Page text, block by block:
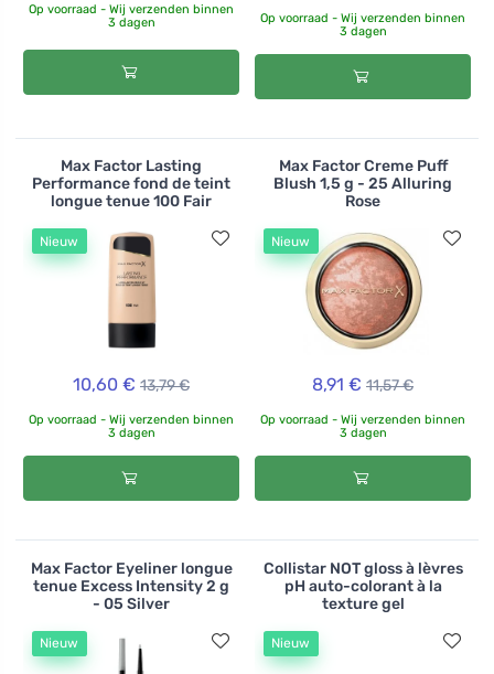
Op voorraad - Wij verzenden binnen
3 dagen
Op voorraad - Wij verzenden binnen
3 dagen
Max Factor Lasting
Performance fond de teint
longue tenue 100 Fair
Nieuw
10,60 € 13,79 €
Op voorraad - Wij verzenden binnen
3 dagen
Max Factor Creme Puff
Blush 1,5 g - 25 Alluring
Rose
Nieuw
8,91 € 11,57 €
Op voorraad - Wij verzenden binnen
3 dagen
Max Factor Eyeliner longue
tenue Excess Intensity 2 g
- 05 Silver
Nieuw
Collistar NOT gloss à lèvres
pH auto-colorant à la
texture gel
Nieuw